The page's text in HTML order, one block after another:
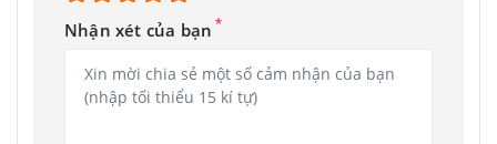
Nhận xét của bạn *